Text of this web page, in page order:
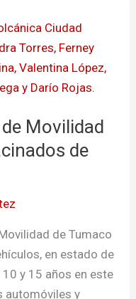
Movilidad
de
de Tumaco
en estado de
y 15 años en este
automóviles y